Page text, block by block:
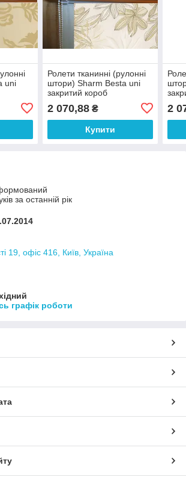
uni
Ролети тканинні (рулонні
штори) Sharm Besta uni
закритий короб
2 070,88₴
Купити
2
за останній рік
19, офіс 416, Київ, Україна
графік роботи